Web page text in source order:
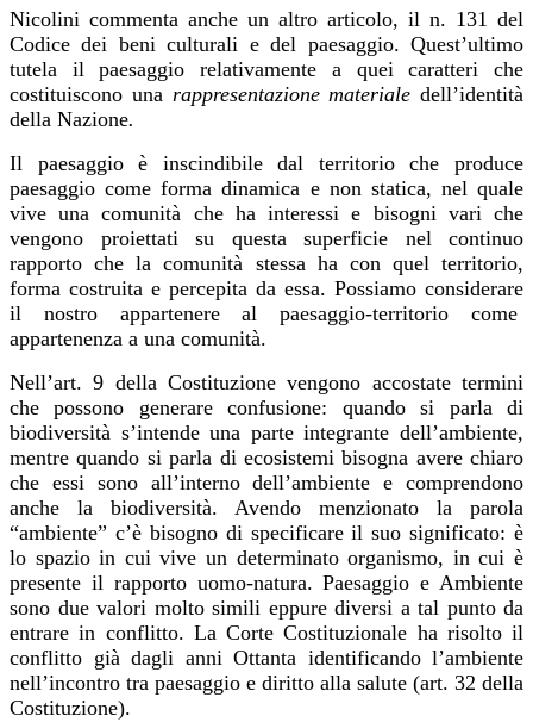
Nicolini commenta anche un altro articolo, il n. 131 del
Codice dei beni culturali e del paesaggio. Quest’ultimo
tutela il paesaggio relativamente a quei caratteri che
costituiscono una rappresentazione materiale dell’identità
della Nazione.
Il paesaggio è inscindibile dal territorio che produce
paesaggio come forma dinamica e non statica, nel quale
vive una comunità che ha interessi e bisogni vari che
vengono proiettati su questa superficie nel continuo
rapporto che la comunità stessa ha con quel territorio,
forma costruita e percepita da essa. Possiamo considerare
il nostro appartenere al paesaggio-territorio come
appartenenza a una comunità.
Nell’art. 9 della Costituzione vengono accostate termini
che possono generare confusione: quando si parla di
biodiversità s’intende una parte integrante dell’ambiente,
mentre quando si parla di ecosistemi bisogna avere chiaro
che essi sono all’interno dell’ambiente e comprendono
anche la biodiversità. Avendo menzionato la parola
“ambiente” c’è bisogno di specificare il suo significato: è
lo spazio in cui vive un determinato organismo, in cui è
presente il rapporto uomo-natura. Paesaggio e Ambiente
sono due valori molto simili eppure diversi a tal punto da
entrare in conflitto. La Corte Costituzionale ha risolto il
conflitto già dagli anni Ottanta identificando l’ambiente
nell’incontro tra paesaggio e diritto alla salute (art. 32 della
Costituzione).